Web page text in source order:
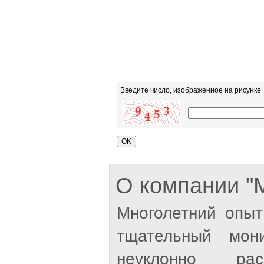
Введите число, изображенное на рисунке
О компании
Многолетний
тщательный
неуклонно